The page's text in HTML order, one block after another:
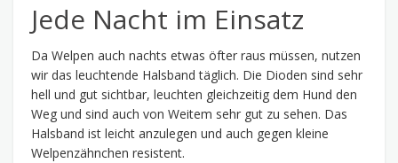
Jede Nacht im Einsatz
Da Welpen auch nachts etwas öfter raus müssen, nutzen
wir das leuchtende Halsband täglich. Die Dioden sind sehr
hell und gut sichtbar, leuchten gleichzeitig dem Hund den
Weg und sind auch von Weitem sehr gut zu sehen. Das
Halsband ist leicht anzulegen und auch gegen kleine
Welpenzähnchen resistent.